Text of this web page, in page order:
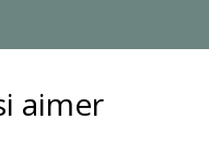
aimer